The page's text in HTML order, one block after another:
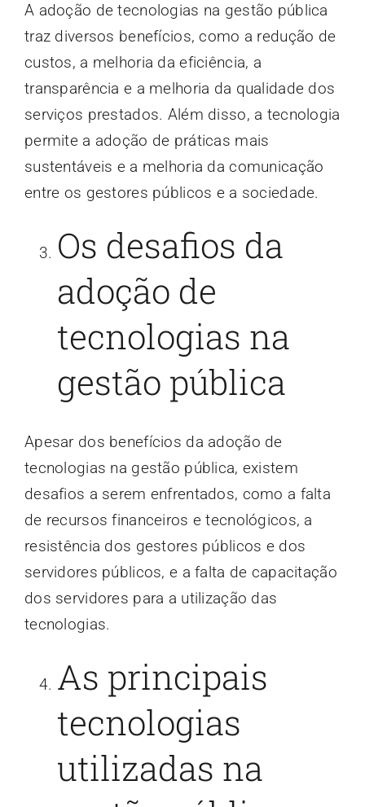
A adoção de tecnologias na gestão pública
traz diversos benefícios, como a redução de
custos, a melhoria da eficiência, a
transparência e a melhoria da qualidade dos
serviços prestados. Além disso, a tecnologia
permite a adoção de práticas mais
sustentáveis e a melhoria da comunicação
entre os gestores públicos e a sociedade.
Os desafios da
adoção de
tecnologias na
gestão pública
Apesar dos benefícios da adoção de
tecnologias na gestão pública, existem
desafios a serem enfrentados, como a falta
de recursos financeiros e tecnológicos, a
resistência dos gestores públicos e dos
servidores públicos, e a falta de capacitação
dos servidores para a utilização das
tecnologias.
As principais
tecnologias
utilizadas na